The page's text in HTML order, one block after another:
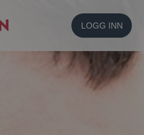
LOGG INN